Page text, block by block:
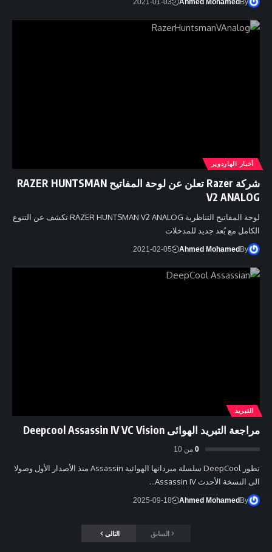
أخبار الهاردوير
شركة Razer تعلن عن لوحة المفاتيح RAZER HUNTSMAN
V2 ANALOG
لوحة المفاتيح التناظرية RAZER HUNTSMAN V2 ANALOG تكشف عن التنوع
الكامل مع بُعد جديد للمدخلات
By
Ahmed Mohamed
2021-02-05
التبريد
مراجعة التبريد الهوائى Deepcool Assassin IV VC Vision
0من 10
تطور DeepCool سلسلة مبرداتها الهوائية Assassin منذ الأصدار الأول وصولا
الى النسخة الأحدث Assassin IV…
By
Ahmed Mohamed
2025-09-18
السابق التالى